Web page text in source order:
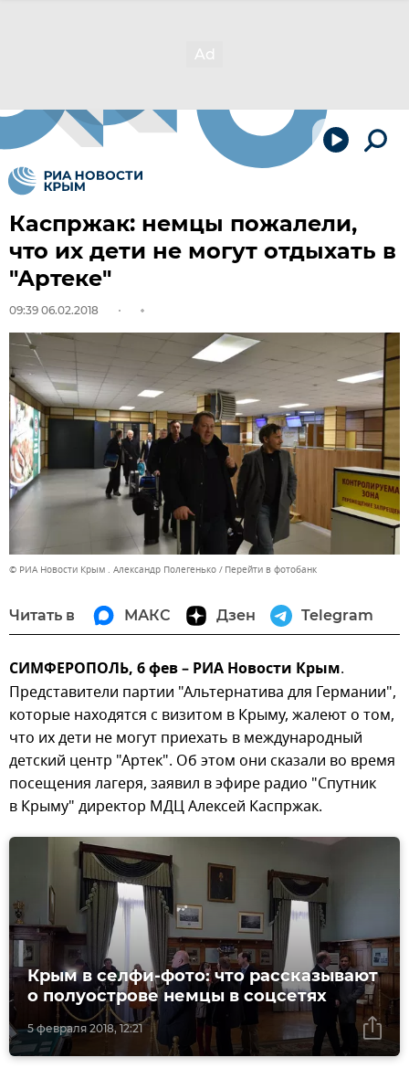
Каспржак: немцы пожалели,
что их дети не могут отдыхать в
"Артеке"
09:39 06.02.2018
© РИА Новости Крым . Александр Полегенько Перейти в фотобанк
Читать в МАКС Дзен Telegram
СИМФЕРОПОЛЬ, 6 фев – РИА Новости Крым.
Представители партии "Альтернатива для Германии",
которые находятся с визитом в Крыму, жалеют о том,
что их дети не могут приехать в международный
детский центр "Артек". Об этом они сказали во время
посещения лагеря, заявил в эфире радио "Спутник
в Крыму" директор МДЦ Алексей Каспржак.
5 февраля 2018, 12:21
Крым в селфи-фото: что рассказывают
о полуострове немцы в соцсетях